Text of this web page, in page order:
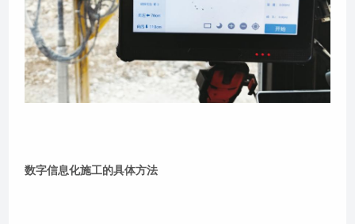
数字信息化施工的具体方法